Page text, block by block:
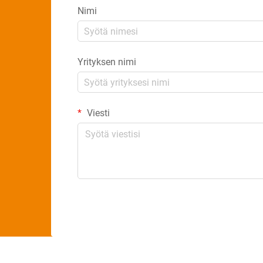
Nimi
Yrityksen nimi
Viesti